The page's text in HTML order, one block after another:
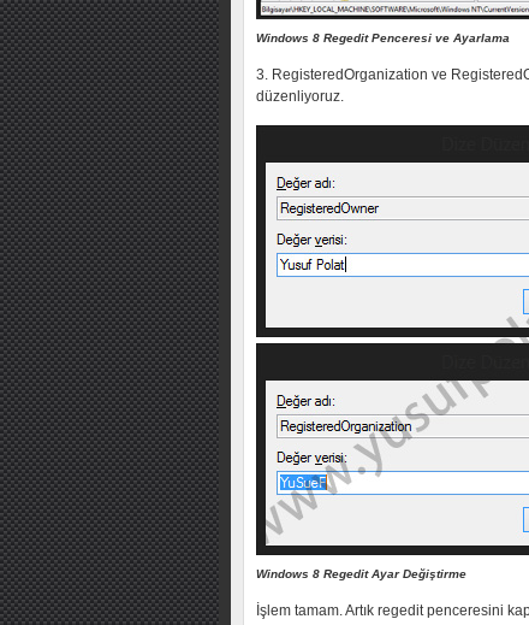
Windows 8 Regedit Penceresi ve Ayarlama
3. RegisteredOrganization ve
düzenliyoruz.
Windows 8 Regedit Ayar Değiştirme
İşlem tamam. Artık regedit penceresini